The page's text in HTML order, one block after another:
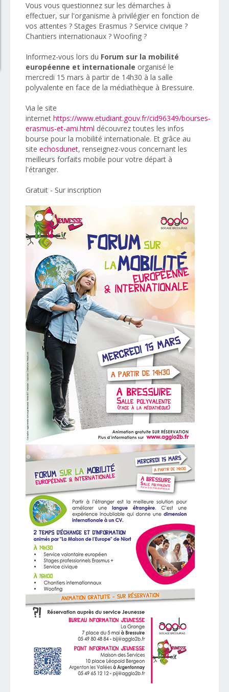
Vous vous questionnez sur les démarches à
effectuer, sur l'organisme à privilégier en fonction de
vos attentes ? Stages Erasmus ? Service civique ?
Chantiers internationaux ? Woofing ?
Informez-vous lors du Forum sur la mobilité
européenne et internationale organisé le
mercredi 15 mars à partir de 14h30 à la salle
polyvalente en face de la médiathèque à Bressuire.
Via le site
internet https://www.etudiant.gouv.fr/cid96349/bourses-
erasmus-et-ami.html découvrez toutes les infos
bourse pour la mobilité internationale. Et grâce au
site echosdunet, renseignez-vous concernant les
meilleurs forfaits mobile pour votre départ à
l'étranger.
Gratuit - Sur inscription